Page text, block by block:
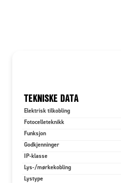
TEKNISKE DATA
Elektrisk tilkobling
Fotocelleteknikk
Funksjon
Godkjenninger
IP-klasse
Lys-/mørkekobling
Lystype